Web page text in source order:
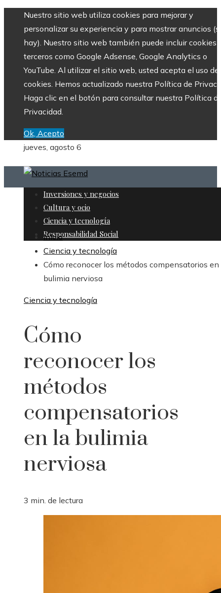
Nuestro sitio web utiliza cookies para mejorar y
personalizar su experiencia y para mostrar anuncios
hay). Nuestro sitio web también puede incluir cookies
terceros como Google Adsense, Google Analytics o
YouTube. Al utilizar el sitio web, usted acepta el uso de
cookies. Hemos actualizado nuestra Política de
Haga clic en el botón para consultar nuestra Política
Privacidad.
Ok, Acepto
jueves, agosto 6
Inversiones y negocios
Cultura y ocio
Ciencia y tecnología
Responsabilidad Social
Inicio
Ciencia y tecnología
Cómo reconocer los métodos compensatorios en
bulimia nerviosa
Ciencia y tecnología
Cómo
reconocer los
métodos
compensatorios
en la bulimia
nerviosa
3 min. de lectura